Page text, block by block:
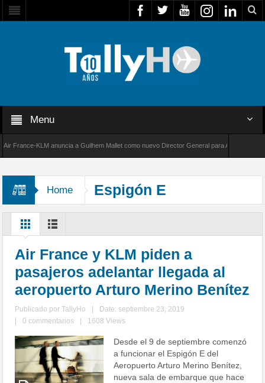
Menu
KLM anuncia a Guilhem Mallet como nuevo Director General para América Latina
Home Espigón E
Air France y KLM piden a
pasajeros adelantar llegada al
aeropuerto Arturo Merino Benítez
Publicado porTallyHo
Date: septiembre 23, 2019
0 commentarios 1608 Views
Desde el 9 de septiembre comenzó
a funcionar el Espigón E del
Aeropuerto Arturo Merino Benítez,
nueva sala de embarque que hace